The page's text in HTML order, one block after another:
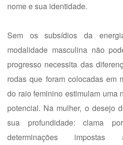
nome e sua identidade.
Sem os subsídios da
modalidade masculina não
progresso necessita das
rodas que foram colocadas em
do raio feminino estimulam uma
potencial. Na mulher, o desejo
sua profundidade: clama
determinações impostas